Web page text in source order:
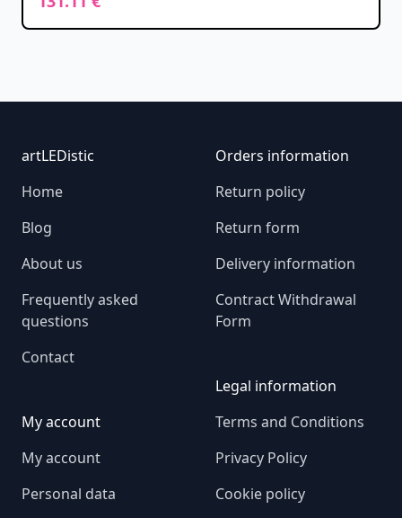
Footer
artLEDistic
Home
Blog
About us
Frequently asked
questions
Contact
My account
My account
Personal data
Orders information
Return policy
Return form
Delivery information
Contract Withdrawal
Form
Legal information
Terms and Conditions
Privacy Policy
Cookie policy